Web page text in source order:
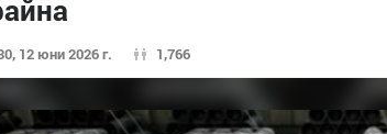
12 юни 2026 г. 1,766